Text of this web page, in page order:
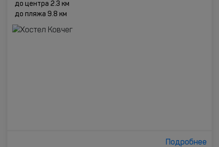
до центра 2.3 км
до пляжа 9.8 км
Подробнее